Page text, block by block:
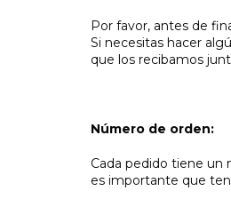
Por favor, antes de
Si necesitas hacer
que los recibamos
Número de orden:
Cada pedido tiene un
es importante que